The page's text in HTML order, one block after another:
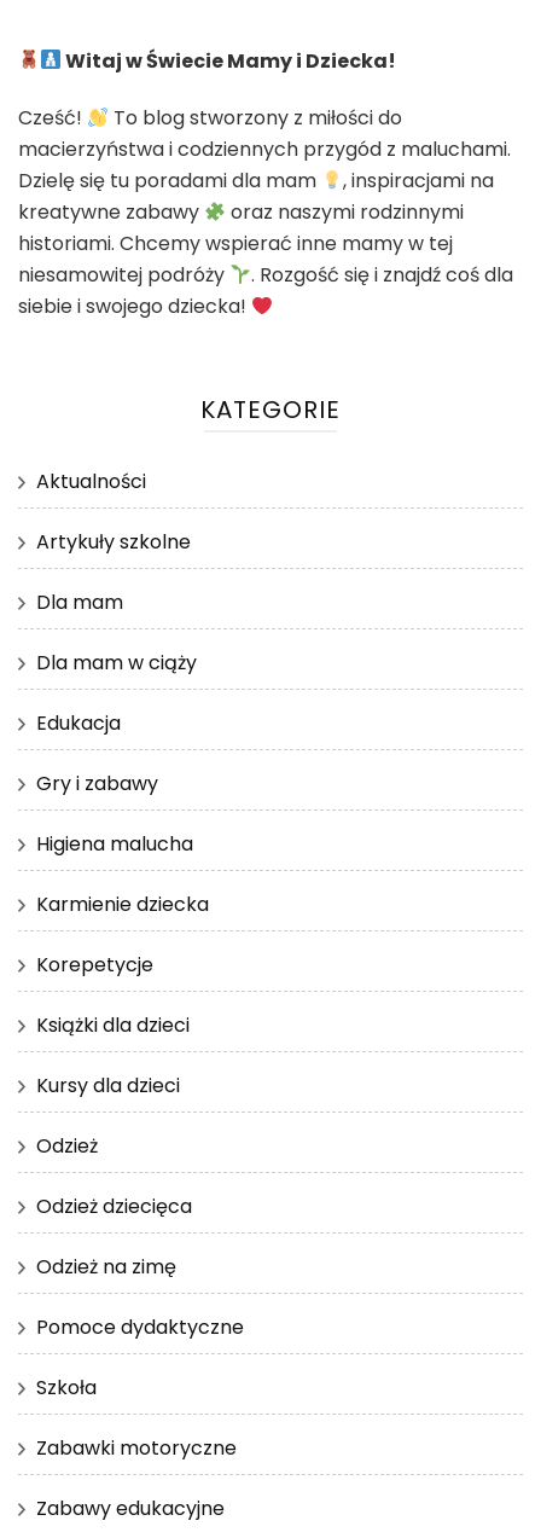
Witaj w Świecie Mamy i Dziecka!
Cześć!
To blog stworzony z miłości do
macierzyństwa i codziennych przygód z maluchami.
Dzielę się tu poradami dla mam
, inspiracjami na
kreatywne zabawy
oraz naszymi rodzinnymi
historiami. Chcemy wspierać inne mamy w tej
niesamowitej podróży
. Rozgość się i znajdź coś dla
siebie i swojego dziecka!
KATEGORIE
Aktualności
Artykuły szkolne
Dla mam
Dla mam w ciąży
Edukacja
Gry i zabawy
Higiena malucha
Karmienie dziecka
Korepetycje
Książki dla dzieci
Kursy dla dzieci
Odzież
Odzież dziecięca
Odzież na zimę
Pomoce dydaktyczne
Szkoła
Zabawki motoryczne
Zabawy edukacyjne